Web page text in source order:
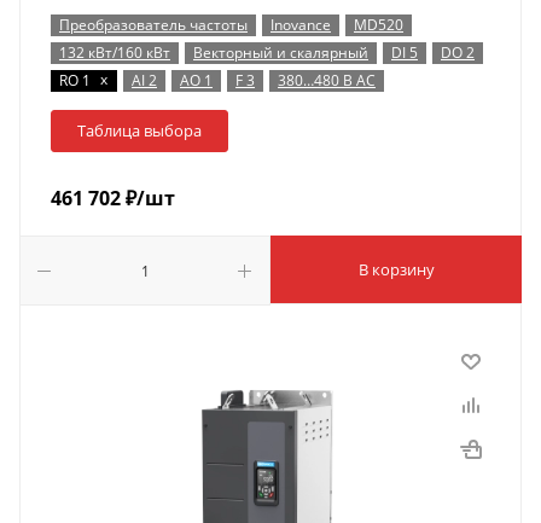
Преобразователь частоты Inovance
MD520
132 кВт/160 кВт
Векторный и скалярный DI 5
DO 2
RO 1 x AI 2 AO 1 F 3 380…480 В AC
Таблица выбора
461 702₽/шт
В корзину